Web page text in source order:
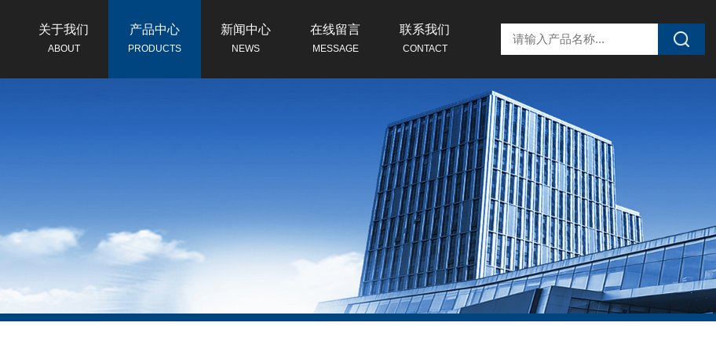
关于我们
ABOUT
产品中心
PRODUCTS
新闻中心
NEWS
在线留言
MESSAGE
联系我们
CONTACT